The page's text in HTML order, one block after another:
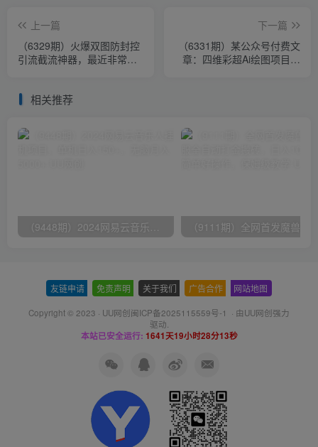
上一篇
（6329期）火爆双图防封控
引流截流神器，最近非常好
下一篇
（6331期）某公众号付费文
章：四维彩超Ai绘图项目实
相关推荐
友链申请 免责声明 关于我们 广告合作 网站地图
Copyright © 2023 · UU网创闽ICP备2025115559号-1 · 由UU网创强力
驱动.
本站已安全运行: 1641天19小时28分13秒